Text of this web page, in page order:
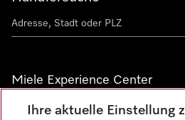
Miele Experience Center
Alle Miele Experience Center anzeigen
Ihre aktuelle Einstellung